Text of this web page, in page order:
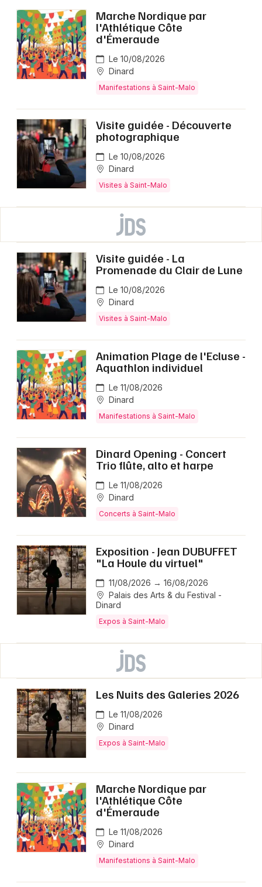
Marche Nordique par
l'Athlétique Côte
d'Émeraude
Le 10/08/2026
Dinard
Manifestations à Saint-Malo
Visite guidée - Découverte
photographique
Le 10/08/2026
Dinard
Visites à Saint-Malo
Visite guidée - La
Promenade du Clair de Lune
Le 10/08/2026
Dinard
Visites à Saint-Malo
Animation Plage de l'Ecluse -
Aquathlon individuel
Le 11/08/2026
Dinard
Manifestations à Saint-Malo
Dinard Opening - Concert
Trio flûte, alto et harpe
Le 11/08/2026
Dinard
Concerts à Saint-Malo
Exposition - Jean DUBUFFET
"La Houle du virtuel"
11/08/2026 → 16/08/2026
Palais des Arts & du Festival -
Dinard
Expos à Saint-Malo
Les Nuits des Galeries 2026
Le 11/08/2026
Dinard
Expos à Saint-Malo
Marche Nordique par
l'Athlétique Côte
d'Émeraude
Le 11/08/2026
Dinard
Manifestations à Saint-Malo